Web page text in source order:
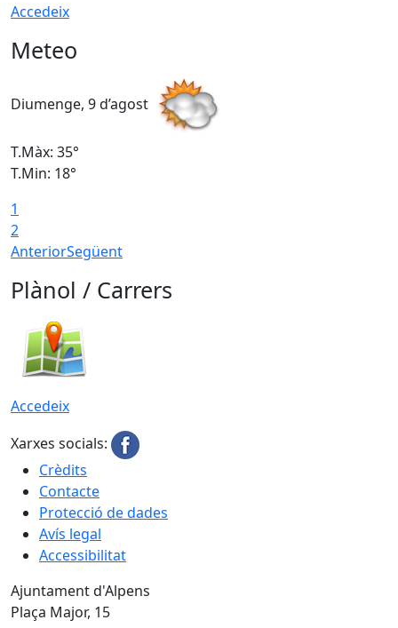
Accedeix
Meteo
Diumenge, 9 d’agost
T.Màx: 35°
T.Min: 18°
1
2
AnteriorSegüent
Plànol / Carrers
Accedeix
Xarxes socials:
Crèdits
Contacte
Protecció de dades
Avís legal
Accessibilitat
Ajuntament d'Alpens
Plaça Major, 15